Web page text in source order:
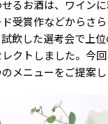
るお酒は、ワイン
受賞作などからさ
飲した選考会で上
クトしました。今
メニューをご提案し